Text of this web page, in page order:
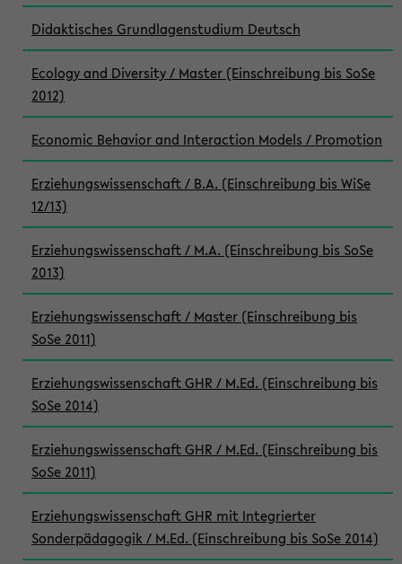
Didaktisches Grundlagenstudium Deutsch
Ecology and Diversity / Master (Einschreibung bis SoSe
2012)
Economic Behavior and Interaction Models / Promotion
Erziehungswissenschaft / B.A. (Einschreibung bis WiSe
12/13)
Erziehungswissenschaft / M.A. (Einschreibung bis SoSe
2013)
Erziehungswissenschaft / Master (Einschreibung bis
SoSe 2011)
Erziehungswissenschaft GHR / M.Ed. (Einschreibung bis
SoSe 2014)
Erziehungswissenschaft GHR / M.Ed. (Einschreibung bis
SoSe 2011)
Erziehungswissenschaft GHR mit Integrierter
Sonderpädagogik / M.Ed. (Einschreibung bis SoSe 2014)